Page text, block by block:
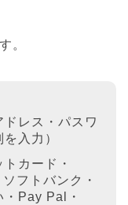
。
レス・パスワ
入力）
カード・
フトバンク・
・Pay Pal・